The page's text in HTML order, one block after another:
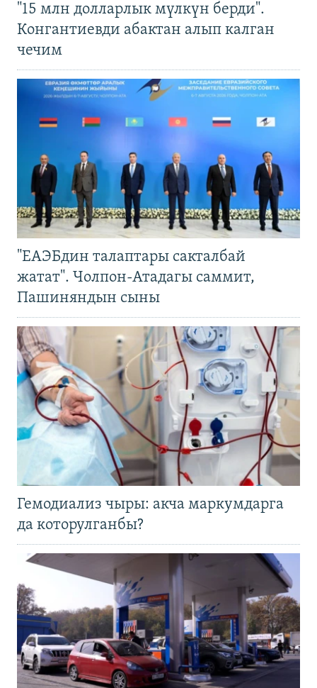
"15 млн долларлык мүлкүн берди".
Конгантиевди абактан алып калган
чечим
"ЕАЭБдин талаптары сакталбай
жатат". Чолпон-Атадагы саммит,
Пашиняндын сыны
Гемодиализ чыры: акча маркумдарга
да которулганбы?